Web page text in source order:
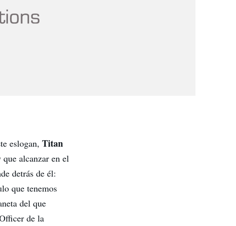
eslogan,Titan
alcanzar en el
detrás de él:
que tenemos
del que
de la